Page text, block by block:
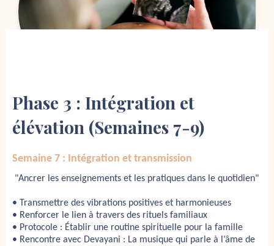
Phase 3 : Intégration et
élévation (Semaines 7-9)
Semaine 7 : Intégration et transmission
"Ancrer les enseignements et les pratiques dans le quotidien"
• Transmettre des vibrations positives et harmonieuses
• Renforcer le lien à travers des rituels familiaux
• Protocole : Établir une routine spirituelle pour la famille
• Rencontre avec Devayani : La musique qui parle à l’âme de